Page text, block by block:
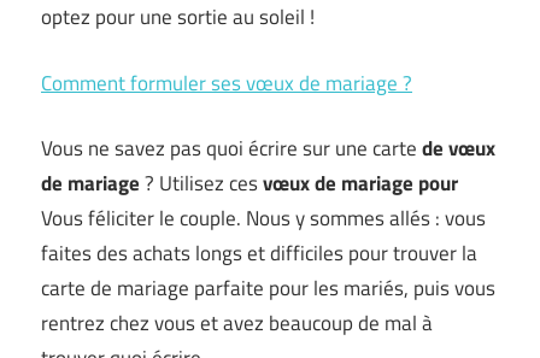
optez pour une sortie au soleil !
Comment formuler ses vœux de mariage ?
Vous ne savez pas quoi écrire sur une cartede vœux
de mariage? Utilisez cesvœux de mariage pour
Vous féliciter le couple. Nous y sommes allés : vous
faites des achats longs et difficiles pour trouver la
carte de mariage parfaite pour les mariés, puis vous
rentrez chez vous et avez beaucoup de mal à